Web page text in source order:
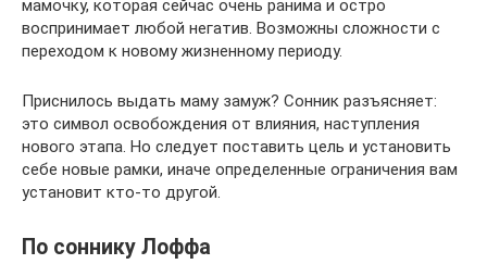
мамочку, которая сейчас очень ранима и остро
воспринимает любой негатив. Возможны сложности с
переходом к новому жизненному периоду.
Приснилось выдать маму замуж? Сонник разъясняет:
это символ освобождения от влияния, наступления
нового этапа. Но следует поставить цель и установить
себе новые рамки, иначе определенные ограничения вам
установит кто-то другой.
По соннику Лоффа